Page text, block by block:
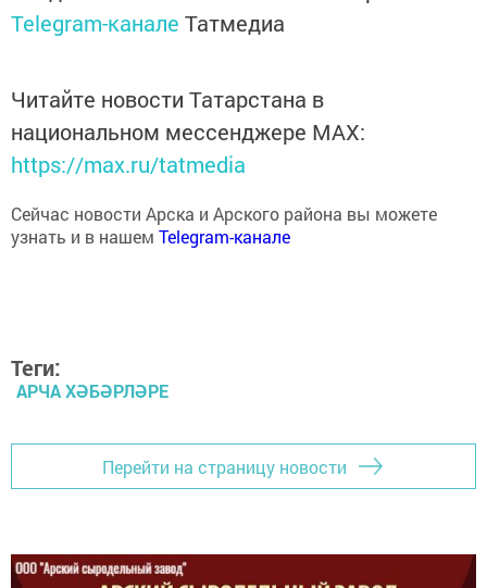
Telegram-канале Татмедиа
Читайте новости Татарстана в
национальном мессенджере MАХ:
https://max.ru/tatmedia
Сейчас новости Арска и Арского района вы можете
узнать и в нашемTelegram-канале
Теги:
АРЧА ХӘБӘРЛӘРЕ
Перейти на страницу новости